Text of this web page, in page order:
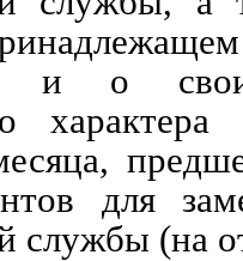
и о
для
службы (на